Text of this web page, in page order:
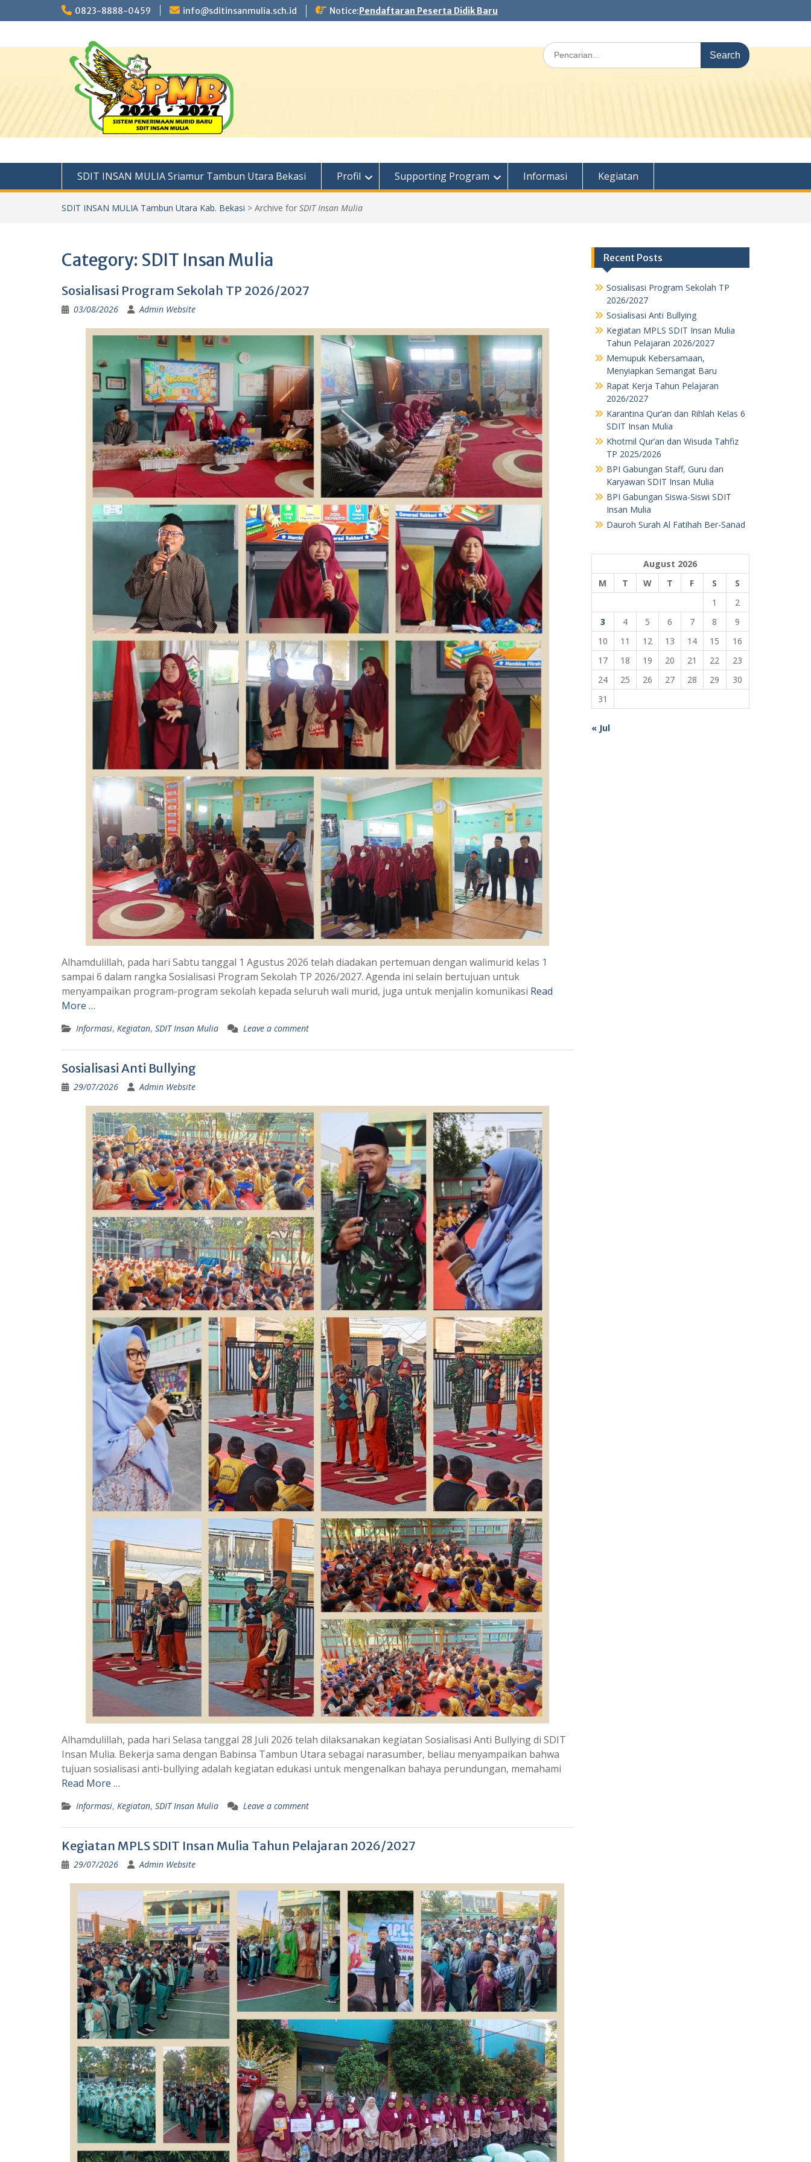
to
0823-8888-0459 info@sditinsanmulia.sch.id Notice:Pendaftaran Peserta Didik Baru
Search
for:
SDIT INSAN MULIA Sriamur Tambun Utara Bekasi Profil Supporting Program Informasi Kegiatan
SDIT INSAN MULIA Tambun Utara Kab. Bekasi > Archive for SDIT Insan Mulia
Category: SDIT Insan Mulia
Sosialisasi Program Sekolah TP 2026/2027
03/08/2026 Admin Website
Alhamdulillah, pada hari Sabtu tanggal 1 Agustus 2026 telah diadakan pertemuan dengan walimurid kelas 1
sampai 6 dalam rangka Sosialisasi Program Sekolah TP 2026/2027. Agenda ini selain bertujuan untuk
menyampaikan program-program sekolah kepada seluruh wali murid, juga untuk menjalin komunikasi Read
More …
Informasi, Kegiatan, SDIT Insan Mulia Leave a comment
Sosialisasi Anti Bullying
29/07/2026 Admin Website
Alhamdulillah, pada hari Selasa tanggal 28 Juli 2026 telah dilaksanakan kegiatan Sosialisasi Anti Bullying di SDIT
Insan Mulia. Bekerja sama dengan Babinsa Tambun Utara sebagai narasumber, beliau menyampaikan bahwa
tujuan sosialisasi anti-bullying adalah kegiatan edukasi untuk mengenalkan bahaya perundungan, memahami
Read More …
Informasi, Kegiatan, SDIT Insan Mulia Leave a comment
Kegiatan MPLS SDIT Insan Mulia Tahun Pelajaran 2026/2027
29/07/2026 Admin Website
Recent Posts
Sosialisasi Program Sekolah TP
2026/2027
Sosialisasi Anti Bullying
Kegiatan MPLS SDIT Insan Mulia
Tahun Pelajaran 2026/2027
Memupuk Kebersamaan,
Menyiapkan Semangat Baru
Rapat Kerja Tahun Pelajaran
2026/2027
Karantina Qur’an dan Rihlah Kelas 6
SDIT Insan Mulia
Khotmil Qur’an dan Wisuda Tahfiz
TP 2025/2026
BPI Gabungan Staff, Guru dan
Karyawan SDIT Insan Mulia
BPI Gabungan Siswa-Siswi SDIT
Insan Mulia
Dauroh Surah Al Fatihah Ber-Sanad
August 2026
M
T W T F S
S
1
2
3
4 5 6 7 8
9
10
11 12 13 14 15
16
17
18 19 20 21 22
23
24
25 26 27 28 29
30
31
« Jul